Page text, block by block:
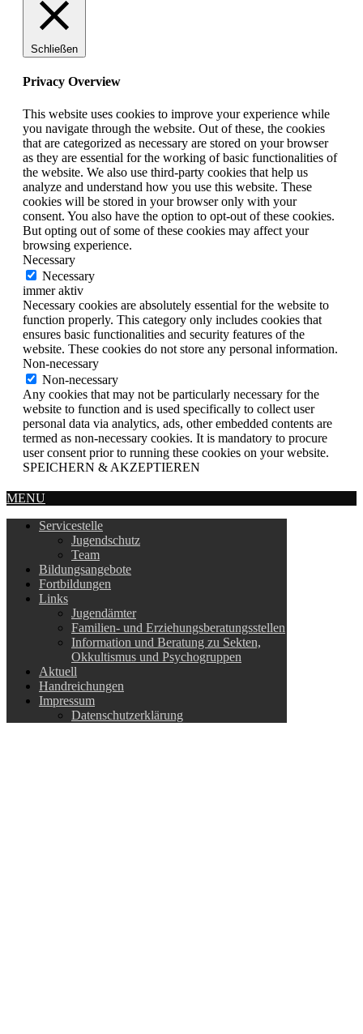
Schließen
Privacy Overview
This website uses cookies to improve your experience while
you navigate through the website. Out of these, the cookies
that are categorized as necessary are stored on your browser
as they are essential for the working of basic functionalities of
the website. We also use third-party cookies that help us
analyze and understand how you use this website. These
cookies will be stored in your browser only with your
consent. You also have the option to opt-out of these cookies.
But opting out of some of these cookies may affect your
browsing experience.
Necessary
Necessary
immer aktiv
Necessary cookies are absolutely essential for the website to
function properly. This category only includes cookies that
ensures basic functionalities and security features of the
website. These cookies do not store any personal information.
Non-necessary
Non-necessary
Any cookies that may not be particularly necessary for the
website to function and is used specifically to collect user
personal data via analytics, ads, other embedded contents are
termed as non-necessary cookies. It is mandatory to procure
user consent prior to running these cookies on your website.
SPEICHERN & AKZEPTIEREN
MENU
Servicestelle
Jugendschutz
Team
Bildungsangebote
Fortbildungen
Links
Jugendämter
Familien- und Erziehungsberatungsstellen
Information und Beratung zu Sekten,
Okkultismus und Psychogruppen
Aktuell
Handreichungen
Impressum
Datenschutzerklärung